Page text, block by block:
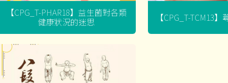
【CPG_T-PHAR18】益生菌對各類
健康狀況的迷思 【CPG_T-TCM13